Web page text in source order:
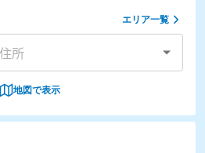
エリア一覧
地図で表示